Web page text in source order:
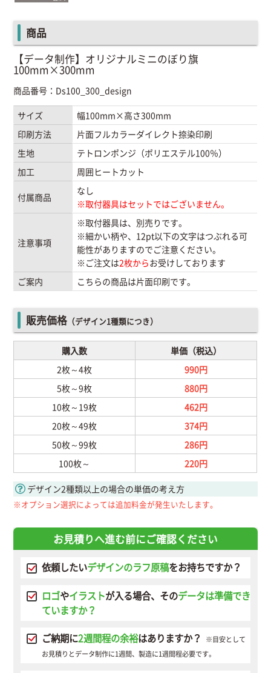
商品
【データ制作】オリジナルミニのぼり旗
100mm×300mm
商品番号：Ds100_300_design
サイズ
幅100mm×高さ300mm
印刷方法
片面フルカラーダイレクト捺染印刷
生地
テトロンポンジ（ポリエステル100％）
加工
周囲ヒートカット
付属商品
なし
※取付器具はセットではございません。
注意事項
※取付器具は、別売りです。
※細かい柄や、12pt以下の文字はつぶれる可
能性がありますのでご注意ください。
※ご注文は2枚からお受けしております
ご案内
こちらの商品は片面印刷です。
販売価格 （デザイン1種類につき）
購入数
単価（税込）
2枚～4枚
990円
5枚～9枚
880円
10枚～19枚
462円
20枚～49枚
374円
50枚～99枚
286円
100枚～
220円
デザイン2種類以上の場合の単価の考え方
※オプション選択によっては追加料金が発生いたします。
お見積りへ進む前にご確認ください
依頼したいデザインのラフ原稿をお持ちですか？
ロゴやイラストが入る場合、そのデータは準備でき
ていますか？
ご納期に2週間程の余裕はありますか？
※目安として
お見積りとデータ制作に1週間、製造に1週間程必要です。